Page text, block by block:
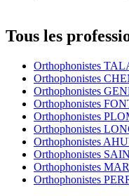
situé à proximité des
Bus -
Bus -
Tram -
Tram -
Tous les
Orthophonistes
Orthophonistes
Orthophonistes
Orthophonistes
Orthophonistes
Orthophonistes
Orthophonistes
Orthophonistes
Orthophonistes
Orthophonistes